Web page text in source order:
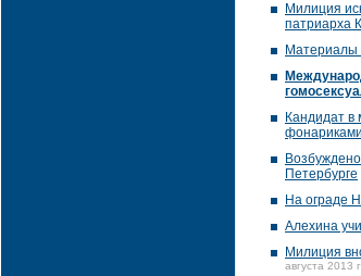
Милиция
патриарха
Материалы
Кандидат в
фонариками
Петербурге
На ограде
Алехина
Милиция
августа 2013